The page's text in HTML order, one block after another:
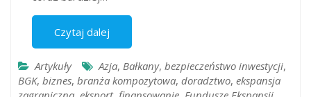
Czytaj dalej
Artykuły Azja, Bałkany, bezpieczeństwo inwestycji,
BGK, biznes, branża kompozytowa, doradztwo, ekspansja